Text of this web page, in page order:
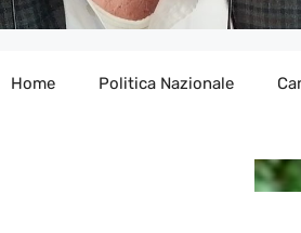
Home Politica Nazionale